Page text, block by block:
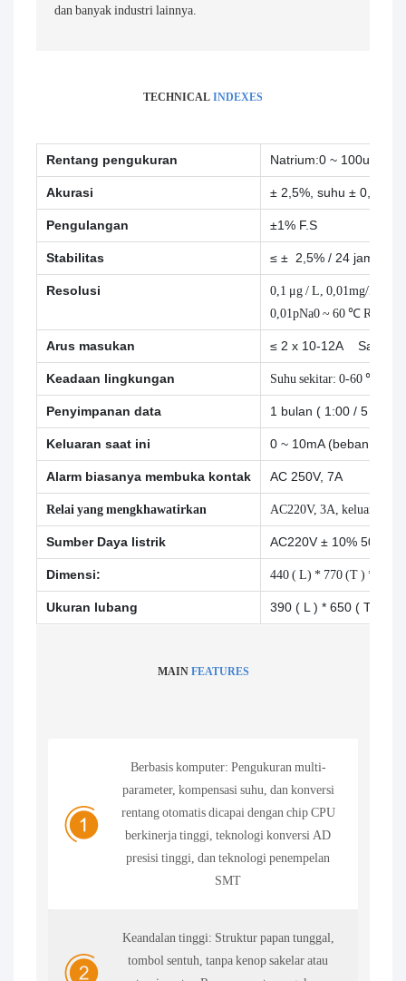
dan banyak industri lainnya.
TECHNICAL INDEXES
Rentang pengukuran Natrium:0 ~ 100ug / L,
Akurasi ± 2,5%, suhu ± 0,3 ℃
Pengulangan ±1% F.S
Stabilitas ≤ ± 2,5% / 24 jam
Resolusi
0,1 μg / L, 0,01mg/
0,01pNa0 ~ 60 ℃
Arus masukan ≤ 2 x 10-12A Sampel
Keadaan lingkungan Suhu sekitar: 0-60 ℃;
Penyimpanan data 1 bulan ( 1:00 / 5 menit
Keluaran saat ini 0 ~ 10mA (beban
Alarm biasanya membuka kontak AC 250V, 7A
Relai yang mengkhawatirkan AC220V, 3A, keluaran
Sumber Daya listrik AC220V ± 10% 50HZ
Dimensi: 440 ( L) * 770 (T ) * 234
Ukuran lubang 390 ( L ) * 650 ( T) ​​mm
MAIN FEATURES
Berbasis komputer: Pengukuran multi-
parameter, kompensasi suhu, dan konversi
rentang otomatis dicapai dengan chip CPU
berkinerja tinggi, teknologi konversi AD
presisi tinggi, dan teknologi penempelan
SMT
Keandalan tinggi: Struktur papan tunggal,
tombol sentuh, tanpa kenop sakelar atau